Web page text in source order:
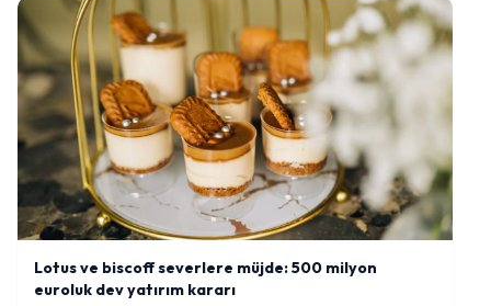
Lotus ve biscoff severlere müjde: 500 milyon
euroluk dev yatırım kararı